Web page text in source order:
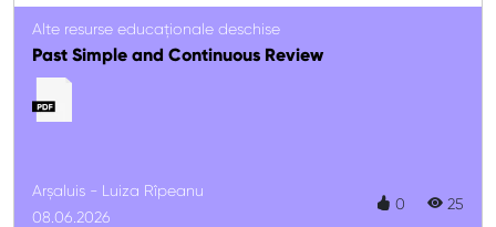
Alte resurse educaționale deschise
Past Simple and Continuous Review
Arșaluis - Luiza Rîpeanu
08.06.2026
0 25